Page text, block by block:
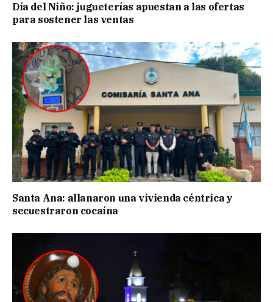
Día del Niño: jugueterías apuestan a las ofertas
para sostener las ventas
Santa Ana: allanaron una vivienda céntrica y
secuestraron cocaína